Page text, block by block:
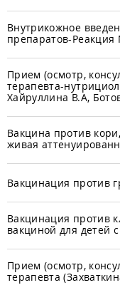
Внутрикожное
препаратов-Реакция
Прием (осмотр,
терапевта-
Хайруллина В.А,
Вакцина против
живая
Вакцинация против
Вакцинация против
вакциной для детей
Прием (осмотр,
терапевта